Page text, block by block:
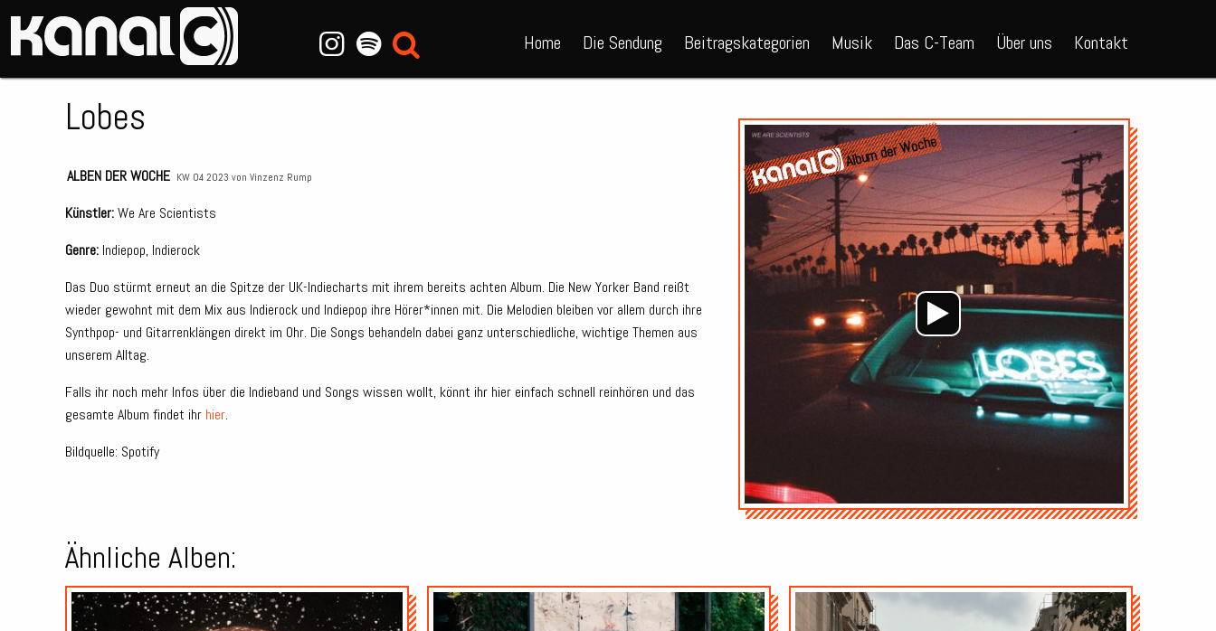
Home Die Sendung Beitragskategorien Musik Das C-Team Über uns Kontakt
Album der Woche
Audio-
Player
Lobes
ALBEN DER WOCHE KW 04 2023 von Vinzenz Rump
Künstler:We Are Scientists
Genre: Indiepop, Indierock
Das Duo stürmt erneut an die Spitze der UK-Indiecharts mit ihrem bereits achten Album. Die New Yorker Band reißt
wieder gewohnt mit dem Mix aus Indierock und Indiepop ihre Hörer*innen mit. Die Melodien bleiben vor allem durch ihre
Synthpop- und Gitarrenklängen direkt im Ohr. Die Songs behandeln dabei ganz unterschiedliche, wichtige Themen aus
unserem Alltag.
Falls ihr noch mehr Infos über die Indieband und Songs wissen wollt, könnt ihr hier einfach schnell reinhören und das
gesamte Album findet ihr hier.
Bildquelle: Spotify
Ähnliche Alben:
Audio-
Player
Audio-
Player
Audio-
Player